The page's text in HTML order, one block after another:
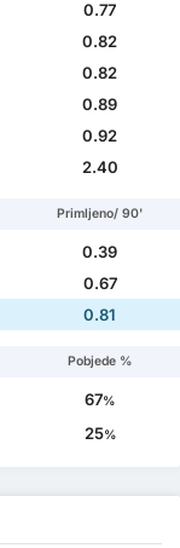
0.77
0.82
0.82
0.89
0.92
2.40
Primljeno/ 90'
0.39
0.67
0.81
Pobjede %
67%
25%